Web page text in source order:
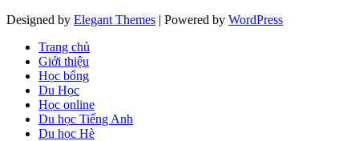
Designed by Elegant Themes | Powered by WordPress
Trang chủ
Giới thiệu
Học bổng
Du Học
Học online
Du học Tiếng Anh
Du học Hè